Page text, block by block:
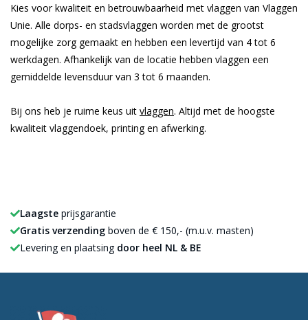
Kies voor kwaliteit en betrouwbaarheid met vlaggen van Vlaggen
Unie. Alle dorps- en stadsvlaggen worden met de grootst
mogelijke zorg gemaakt en hebben een levertijd van 4 tot 6
werkdagen. Afhankelijk van de locatie hebben vlaggen een
gemiddelde levensduur van 3 tot 6 maanden.
Bij ons heb je ruime keus uit vlaggen. Altijd met de hoogste
kwaliteit vlaggendoek, printing en afwerking.
Laagste prijsgarantie
Gratis verzending boven de € 150,- (m.u.v. masten)
Levering en plaatsing door heel NL & BE